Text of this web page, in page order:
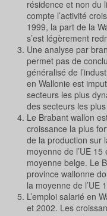
résidence et non du
compte l’activité
1999, la part de la
s’est légèrement
Une analyse par
permet pas de
généralisé de
en Wallonie est
secteurs les plus
des secteurs les
Le Brabant wallon
croissance la plus
de la production sur
moyenne de l’UE
moyenne belge. Le
province wallonne
la moyenne de l’UE
L’emploi salarié en
et 2002. Les